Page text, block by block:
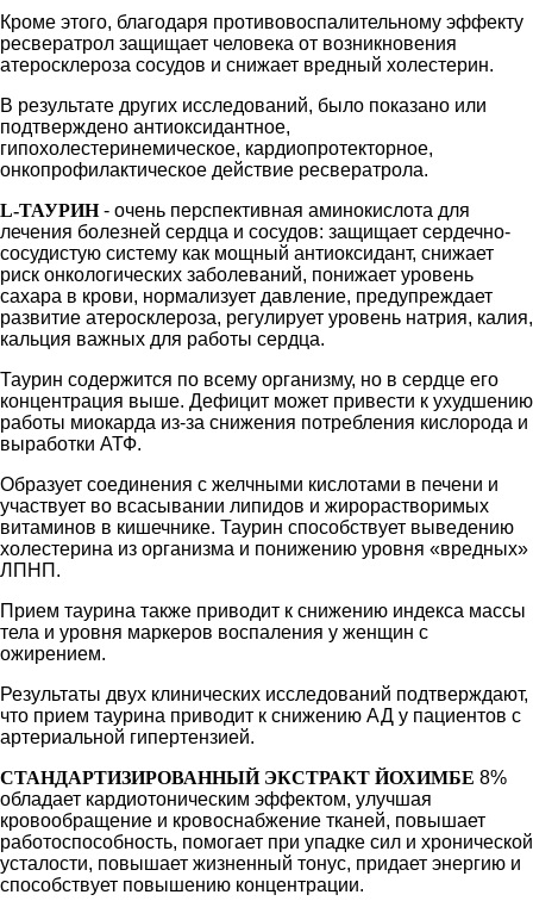
Кроме этого, благодаря противовоспалительному эффекту
ресвератрол защищает человека от возникновения
атеросклероза сосудов и снижает вредный холестерин.
В результате других исследований, было показано или
подтверждено антиоксидантное,
гипохолестеринемическое, кардиопротекторное,
онкопрофилактическое действие ресвератрола.
L-ТАУРИН- очень перспективная аминокислота для
лечения болезней сердца и сосудов: защищает сердечно-
сосудистую систему как мощный антиоксидант, снижает
риск онкологических заболеваний, понижает уровень
сахара в крови, нормализует давление, предупреждает
развитие атеросклероза, регулирует уровень натрия, калия,
кальция важных для работы сердца.
Таурин содержится по всему организму, но в сердце его
концентрация выше. Дефицит может привести к ухудшению
работы миокарда из-за снижения потребления кислорода и
выработки АТФ.
Образует соединения с желчными кислотами в печени и
участвует во всасывании липидов и жирорастворимых
витаминов в кишечнике. Таурин способствует выведению
холестерина из организма и понижению уровня «вредных»
ЛПНП.
Прием таурина также приводит к снижению индекса массы
тела и уровня маркеров воспаления у женщин с
ожирением.
Результаты двух клинических исследований подтверждают,
что прием таурина приводит к снижению АД у пациентов с
артериальной гипертензией.
СТАНДАРТИЗИРОВАННЫЙ ЭКСТРАКТ ЙОХИМБЕ 8%
обладает кардиотоническим эффектом, улучшая
кровообращение и кровоснабжение тканей, повышает
работоспособность, помогает при упадке сил и хронической
усталости, повышает жизненный тонус, придает энергию и
способствует повышению концентрации.